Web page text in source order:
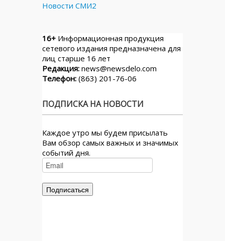
Новости СМИ2
16+ Информационная продукция
сетевого издания предназначена для
лиц старше 16 лет
Редакция: news@newsdelo.com
Телефон: (863) 201-76-06
ПОДПИСКА НА НОВОСТИ
Каждое утро мы будем присылать
Вам обзор самых важных и значимых
событий дня.